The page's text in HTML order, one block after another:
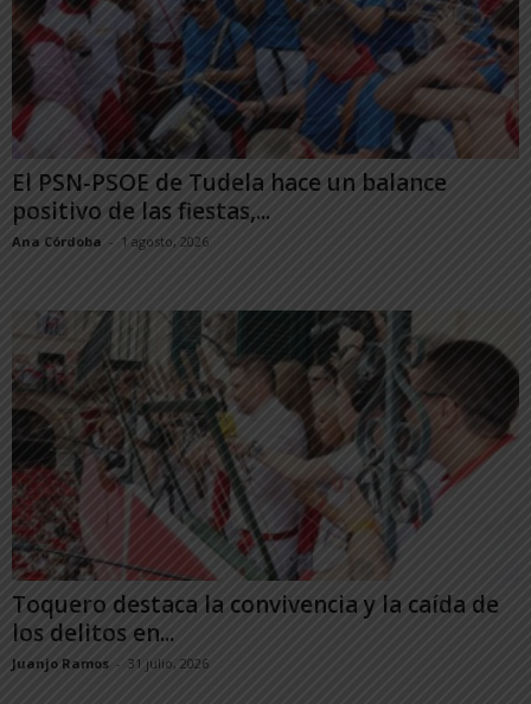
El PSN-PSOE de Tudela hace un balance
positivo de las fiestas,...
Ana Córdoba - 1 agosto, 2026
Toquero destaca la convivencia y la caída de
los delitos en...
Juanjo Ramos - 31 julio, 2026